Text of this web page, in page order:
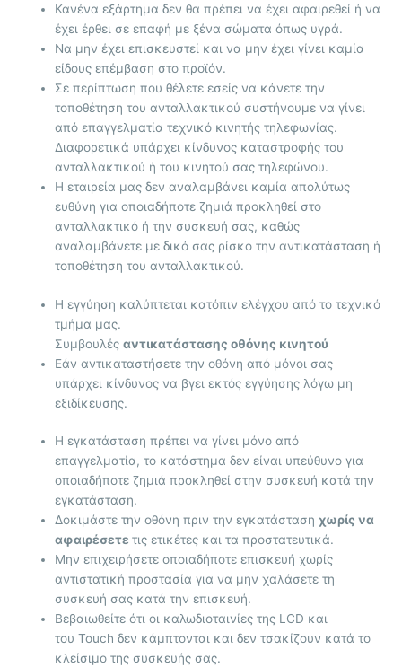
Κανένα εξάρτημα δεν θα πρέπει να έχει αφαιρεθεί ή να
έχει έρθει σε επαφή με ξένα σώματα όπως υγρά.
Να μην έχει επισκευστεί και να μην έχει γίνει καμία
είδους επέμβαση στο προϊόν.
Σε περίπτωση που θέλετε εσείς να κάνετε την
τοποθέτηση του ανταλλακτικού συστήνουμε να γίνει
από επαγγελματία τεχνικό κινητής τηλεφωνίας.
Διαφορετικά υπάρχει κίνδυνος καταστροφής του
ανταλλακτικού ή του κινητού σας τηλεφώνου.
Η εταιρεία μας δεν αναλαμβάνει καμία απολύτως
ευθύνη για οποιαδήποτε ζημιά προκληθεί στο
ανταλλακτικό ή την συσκευή σας, καθώς
αναλαμβάνετε με δικό σας ρίσκο την αντικατάσταση ή
τοποθέτηση του ανταλλακτικού.
Η εγγύηση καλύπτεται κατόπιν ελέγχου από το τεχνικό
τμήμα μας.
Συμβουλέςαντικατάστασης οθόνης κινητού
Εάν αντικαταστήσετε την οθόνη από μόνοι σας
υπάρχει κίνδυνος να βγει εκτός εγγύησης λόγω μη
εξιδίκευσης.
Η εγκατάσταση πρέπει να γίνει μόνο από
επαγγελματία, το κατάστημα δεν είναι υπεύθυνο για
οποιαδήποτε ζημιά προκληθεί στην συσκευή κατά την
εγκατάσταση.
Δοκιμάστε την οθόνη πριν την εγκατάστασηχωρίς να
αφαιρέσετετις ετικέτες και τα προστατευτικά.
Μην επιχειρήσετε οποιαδήποτε επισκευή χωρίς
αντιστατική προστασία για να μην χαλάσετε τη
συσκευή σας κατά την επισκευή.
Βεβαιωθείτε ότι οι καλωδιοταινίες της LCD και
του Touch δεν κάμπτονται και δεν τσακίζουν κατά το
κλείσιμο της συσκευής σας.